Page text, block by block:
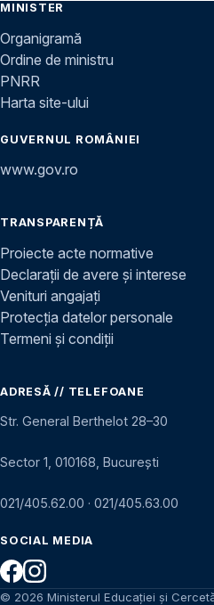
MINISTER
Organigramă
Ordine de ministru
PNRR
Harta site-ului
GUVERNUL ROMÂNIEI
www.gov.ro
TRANSPARENȚĂ
Proiecte acte normative
Declarații de avere și interese
Venituri angajați
Protecția datelor personale
Termeni și condiții
ADRESĂ // TELEFOANE
Str. General Berthelot 28–30
Sector 1, 010168, București
021/405.62.00 · 021/405.63.00
SOCIAL MEDIA
© 2026 Ministerul Educației și